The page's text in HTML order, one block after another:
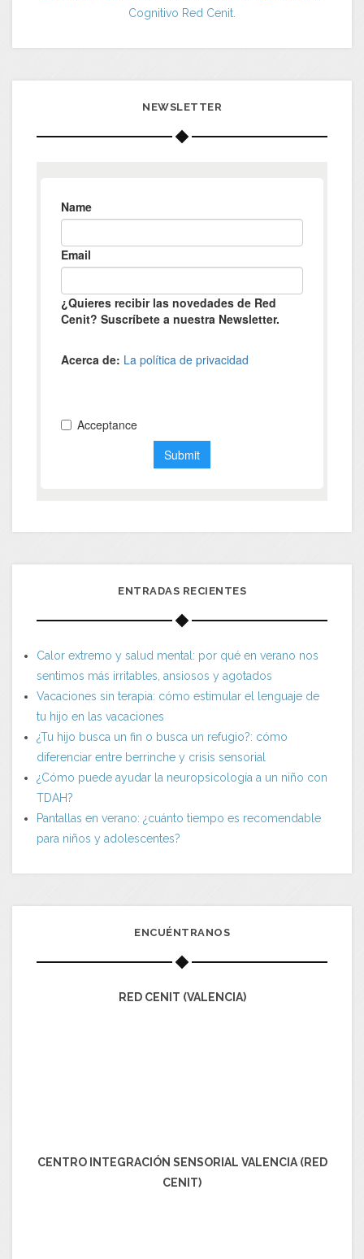
Cognitivo Red Cenit.
NEWSLETTER
ENTRADAS RECIENTES
Calor extremo y salud mental: por qué en verano nos
sentimos más irritables, ansiosos y agotados
Vacaciones sin terapia: cómo estimular el lenguaje de
tu hijo en las vacaciones
¿Tu hijo busca un fin o busca un refugio?: cómo
diferenciar entre berrinche y crisis sensorial
¿Cómo puede ayudar la neuropsicología a un niño con
TDAH?
Pantallas en verano: ¿cuánto tiempo es recomendable
para niños y adolescentes?
ENCUÉNTRANOS
RED CENIT (VALENCIA)
CENTRO INTEGRACIÓN SENSORIAL VALENCIA (RED
CENIT)